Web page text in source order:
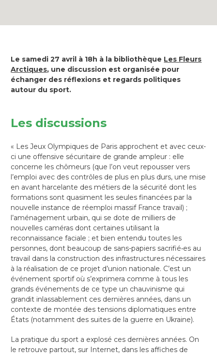
Le samedi 27 avril à 18h à la bibliothèque Les Fleurs
Arctiques, une discussion est organisée pour
échanger des réflexions et regards politiques
autour du sport.
Les discussions
« Les Jeux Olympiques de Paris approchent et avec ceux-
ci une offensive sécuritaire de grande ampleur : elle
concerne les chômeurs (que l’on veut repousser vers
l’emploi avec des contrôles de plus en plus durs, une mise
en avant harcelante des métiers de la sécurité dont les
formations sont quasiment les seules financées par la
nouvelle instance de réemploi massif France travail) ;
l’aménagement urbain, qui se dote de milliers de
nouvelles caméras dont certaines utilisant la
reconnaissance faciale ; et bien entendu toutes les
personnes, dont beaucoup de sans-papiers sacrifié•es au
travail dans la construction des infrastructures nécessaires
à la réalisation de ce projet d’union nationale. C’est un
événement sportif où s’exprimera comme à tous les
grands événements de ce type un chauvinisme qui
grandit inlassablement ces dernières années, dans un
contexte de montée des tensions diplomatiques entre
États (notamment des suites de la guerre en Ukraine).
La pratique du sport a explosé ces dernières années. On
le retrouve partout, sur Internet, dans les affiches de